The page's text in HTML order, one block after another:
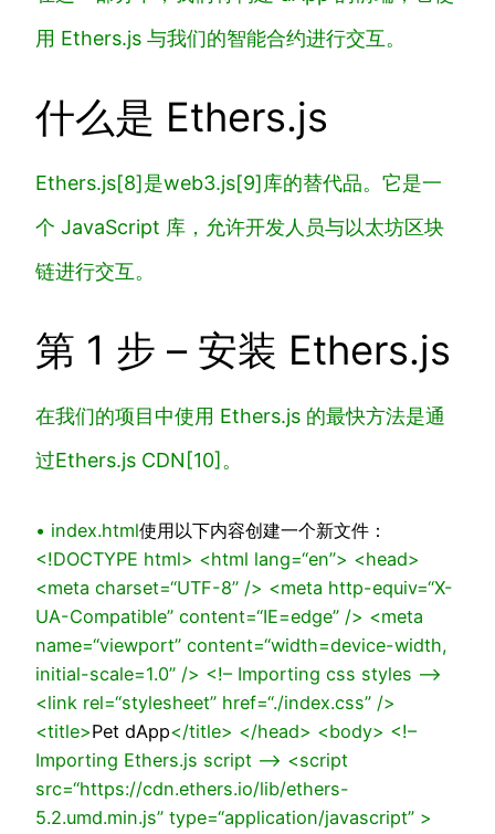
用 Ethers.js 与我们的智能合约进行交互。
什么是 Ethers.js
Ethers.js[8]是web3.js[9]库的替代品。它是一
个 JavaScript 库，允许开发人员与以太坊区块
链进行交互。
第 1 步 – 安装 Ethers.js
在我们的项目中使用 Ethers.js 的最快方法是通
过Ethers.js CDN[10] 。
• index.html使用以下内容创建一个新文件：
<!DOCTYPE html> <html lang=“en”> <head>
<meta charset=“UTF-8” /> <meta http-equiv=“X-
UA-Compatible” content=“IE=edge” /> <meta
name=“viewport” content=“width=device-width,
initial-scale=1.0” /> <!– Importing css styles –>
<link rel=“stylesheet” href=“./index.css” />
<title>Pet dApp</title> </head> <body> <!–
Importing Ethers.js script –> <script
src=“https://cdn.ethers.io/lib/ethers-
5.2.umd.min.js” type=“application/javascript” >